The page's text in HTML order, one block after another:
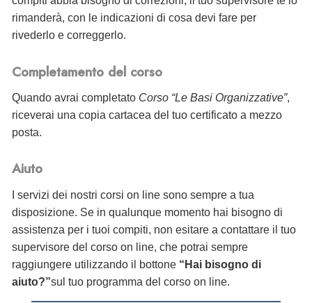
rimanderà, con le indicazioni di cosa devi fare per
rivederlo e correggerlo.
Completamento del corso
Quando avrai completato Corso “Le Basi Organizzative”,
riceverai una copia cartacea del tuo certificato a mezzo
posta.
Aiuto
I servizi dei nostri corsi on line sono sempre a tua
disposizione. Se in qualunque momento hai bisogno di
assistenza per i tuoi compiti, non esitare a contattare il tuo
supervisore del corso on line, che potrai sempre
raggiungere utilizzando il bottone “Hai bisogno di
aiuto?”sul tuo programma del corso on line.